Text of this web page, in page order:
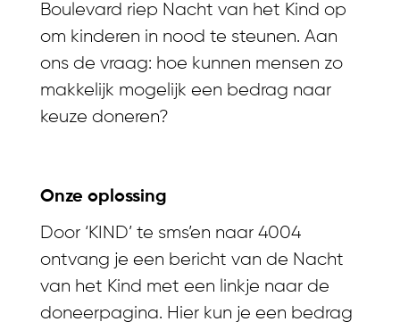
Boulevard riep Nacht van het Kind op
om kinderen in nood te steunen. Aan
ons de vraag: hoe kunnen mensen zo
makkelijk mogelijk een bedrag naar
keuze doneren?
Onze oplossing
Door ‘KIND’ te sms’en naar 4004
ontvang je een bericht van de Nacht
van het Kind met een linkje naar de
doneerpagina. Hier kun je een bedrag